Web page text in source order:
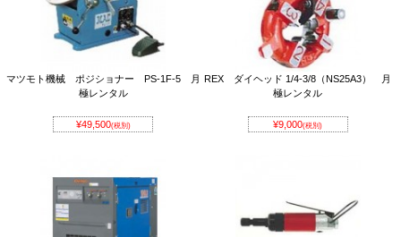
マツモト機械 ポジショナー PS-1F-5 月
極レンタル
¥49,500(税別)
REX ダイヘッド 1/4-3/8（NS25A3） 月
極レンタル
¥9,000(税別)